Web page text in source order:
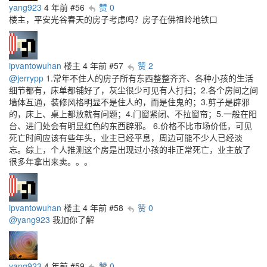
yang923 4 年前 #56
赞 0
楼主，平安光谷春天的房子考虑吗？房子在佛祖岭地铁口
ipvantowuhan 楼主 4 年前 #57
赞 2
@jerrypp 1.常年不住人的房子所有东西整整齐齐、各种小孩的生活
细节都有，床单都铺好了，灰尘很少可见有人打扫；2.各个房间之间
墙体互通，装修风格明显不是住人的，而是住鬼的；3.剪子是辟邪
的，床上、桌上都放就有问题；4.门窗紧闭、不拉窗帘；5.一般在阳
台、进门处会有明显红色的东西辟邪。 6.价格不比市场价低，可见
死亡时间应该有些年头，业主已经平息，周边可能不少人已经淡
忘。综上，个人推测这个房是出现过小孩的非正常死亡，业主放了
很多年拿出来卖。。。
ipvantowuhan 楼主 4 年前 #58
赞 0
@yang923 我加你了解